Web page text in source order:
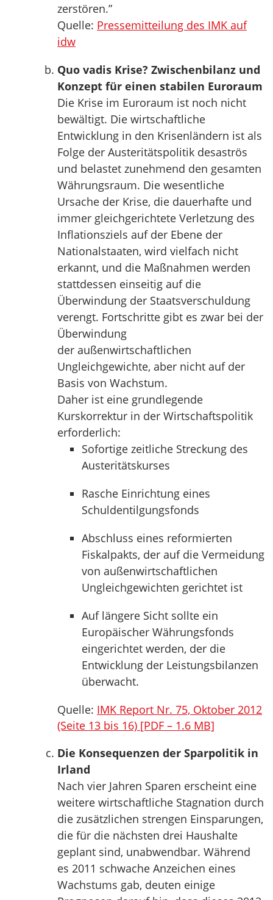
zerstören.”
Quelle: Pressemitteilung des IMK auf
idw
Quo vadis Krise? Zwischenbilanz und
Konzept für einen stabilen Euroraum
Die Krise im Euroraum ist noch nicht
bewältigt. Die wirtschaftliche
Entwicklung in den Krisenländern ist als
Folge der Austeritätspolitik desaströs
und belastet zunehmend den gesamten
Währungsraum. Die wesentliche
Ursache der Krise, die dauerhafte und
immer gleichgerichtete Verletzung des
Inflationsziels auf der Ebene der
Nationalstaaten, wird vielfach nicht
erkannt, und die Maßnahmen werden
stattdessen einseitig auf die
Überwindung der Staatsverschuldung
verengt. Fortschritte gibt es zwar bei der
Überwindung
der außenwirtschaftlichen
Ungleichgewichte, aber nicht auf der
Basis von Wachstum.
Daher ist eine grundlegende
Kurskorrektur in der Wirtschaftspolitik
erforderlich:
Sofortige zeitliche Streckung des
Austeritätskurses
Rasche Einrichtung eines
Schuldentilgungsfonds
Abschluss eines reformierten
Fiskalpakts, der auf die Vermeidung
von außenwirtschaftlichen
Ungleichgewichten gerichtet ist
Auf längere Sicht sollte ein
Europäischer Währungsfonds
eingerichtet werden, der die
Entwicklung der Leistungsbilanzen
überwacht.
Quelle: IMK Report Nr. 75, Oktober 2012
(Seite 13 bis 16) [PDF – 1.6 MB]
Die Konsequenzen der Sparpolitik in
Irland
Nach vier Jahren Sparen erscheint eine
weitere wirtschaftliche Stagnation durch
die zusätzlichen strengen Einsparungen,
die für die nächsten drei Haushalte
geplant sind, unabwendbar. Während
es 2011 schwache Anzeichen eines
Wachstums gab, deuten einige